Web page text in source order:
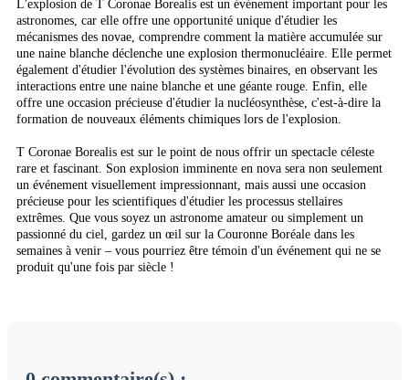
L'explosion de T Coronae Borealis est un événement important pour les
astronomes, car elle offre une opportunité unique d'étudier les
mécanismes des novae, comprendre comment la matière accumulée sur
une naine blanche déclenche une explosion thermonucléaire. Elle permet
également d'étudier l'évolution des systèmes binaires, en observant les
interactions entre une naine blanche et une géante rouge. Enfin, elle
offre une occasion précieuse d'étudier la nucléosynthèse, c'est-à-dire la
formation de nouveaux éléments chimiques lors de l'explosion.
T Coronae Borealis est sur le point de nous offrir un spectacle céleste
rare et fascinant. Son explosion imminente en nova sera non seulement
un événement visuellement impressionnant, mais aussi une occasion
précieuse pour les scientifiques d'étudier les processus stellaires
extrêmes. Que vous soyez un astronome amateur ou simplement un
passionné du ciel, gardez un œil sur la Couronne Boréale dans les
semaines à venir – vous pourriez être témoin d'un événement qui ne se
produit qu'une fois par siècle !